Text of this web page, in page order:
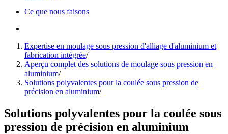
Ce que nous faisons
Expertise en moulage sous pression d'alliage d'aluminium et
fabrication intégrée/
Aperçu complet des solutions de moulage sous pression en
aluminium/
Solutions polyvalentes pour la coulée sous pression de
précision en aluminium/
Solutions polyvalentes pour la coulée sous
pression de précision en aluminium